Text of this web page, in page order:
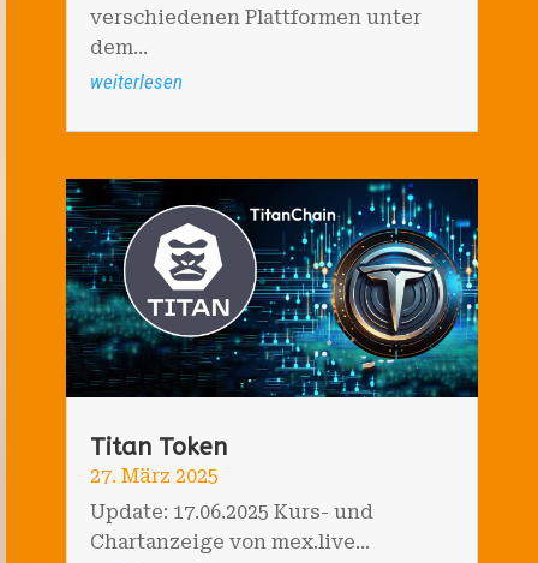
verschiedenen Plattformen unter
dem...
weiterlesen
Titan Token
27. März 2025
Update: 17.06.2025 Kurs- und
Chartanzeige von mex.live...